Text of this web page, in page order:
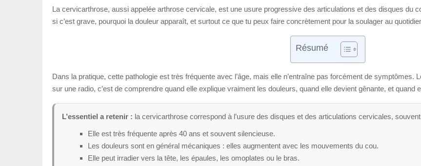
La cervicarthrose, aussi appelée arthrose cervicale, est une usure progressive des articulations et des disques du
si c’est grave, pourquoi la douleur apparaît, et surtout ce que tu peux faire concrètement pour la soulager au
Résumé
Dans la pratique, cette pathologie est très fréquente avec l’âge, mais elle n’entraîne pas forcément de symptômes.
sur une radio, c’est de comprendre quand elle explique vraiment les douleurs, quand elle devient gênante, et quand
L’essentiel a retenir : la cervicarthrose correspond à l’usure des disques et des articulations cervicales,
Elle est très fréquente après 40 ans et souvent silencieuse.
Les douleurs sont en général mécaniques : elles augmentent avec les mouvements du cou.
Elle peut irradier vers la tête, les épaules, les omoplates ou le bras.